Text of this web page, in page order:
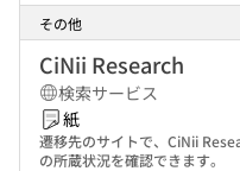
その他
CiNii Research
検索サービス
紙
遷移先のサイトで、CiNii
の所蔵状況を確認できます。